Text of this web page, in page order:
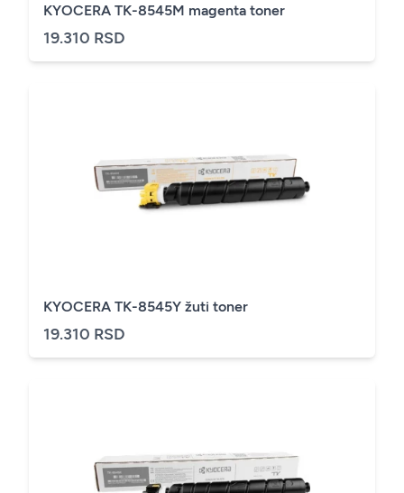
KYOCERA TK-8545M magenta toner
19.310 RSD
KYOCERA TK-8545Y žuti toner
19.310 RSD